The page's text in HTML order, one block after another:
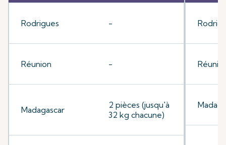
Rodrigues -
Réunion -
Madagascar
2 pièces (jusqu'à
32 kg chacune)